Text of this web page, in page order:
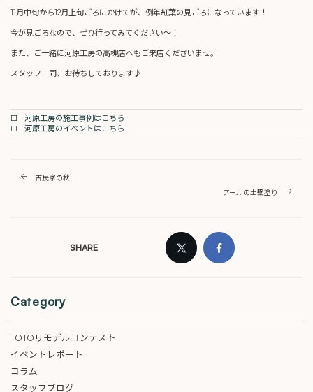
11月中旬から12月上旬ごろにかけてが、例年紅葉の見ごろになっています！
今が見ごろなので、ぜひ行ってみてください～！
また、ご一緒に河原工房の高槻店へもご来店くださいませ。
スタッフ一同、お待ちしております♪
□ 河原工房の施工事例はこちら
□ 河原工房のイベントはこちら
古民家の秋
アールの土壁塗り
SHARE
Category
TOTOリモデルコンテスト
イベントレポート
コラム
スタッフブログ